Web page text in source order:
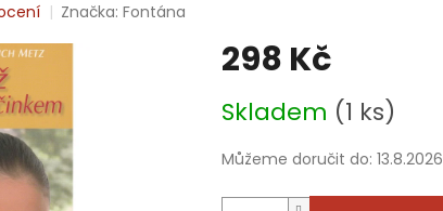
Značka:Fontána
298 Kč
cena:
Skladem (1 ks)
Můžeme doručit do: 13.8.2026